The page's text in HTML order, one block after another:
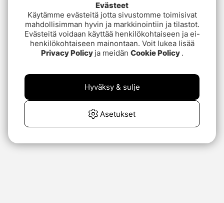
Evästeet
Käytämme evästeitä jotta sivustomme toimisivat
mahdollisimman hyvin ja markkinointiin ja tilastot.
Evästeitä voidaan käyttää henkilökohtaiseen ja ei-
henkilökohtaiseen mainontaan. Voit lukea lisää
Privacy Policy ja meidän Cookie Policy .
Asetukset
Hyväksy & sulje